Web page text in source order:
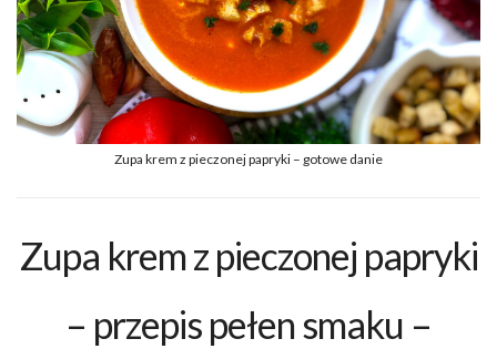
Zupa krem z pieczonej papryki – gotowe danie
Zupa krem z pieczonej papryki
– przepis pełen smaku –